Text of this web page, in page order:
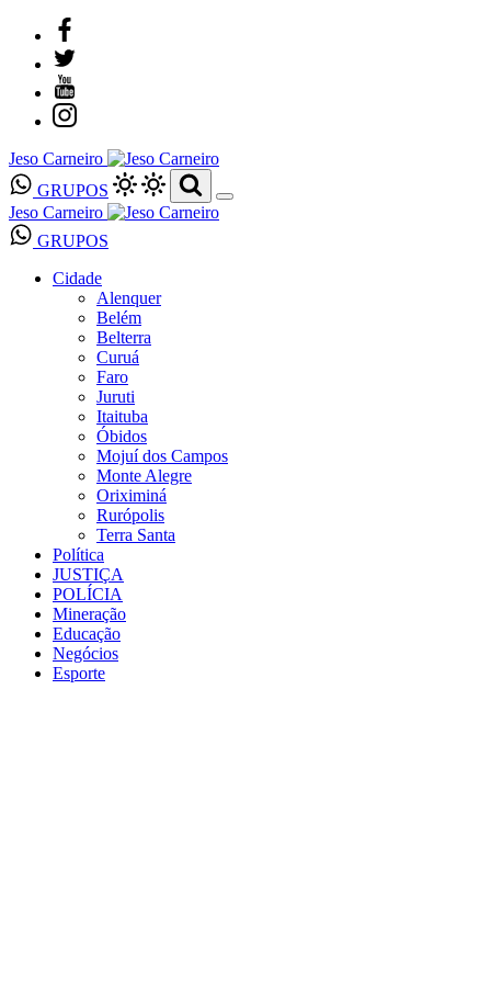
Jeso Carneiro
GRUPOS
Jeso Carneiro
GRUPOS
Cidade
Alenquer
Belém
Belterra
Curuá
Faro
Juruti
Itaituba
Óbidos
Mojuí dos Campos
Monte Alegre
Oriximiná
Rurópolis
Terra Santa
Política
JUSTIÇA
POLÍCIA
Mineração
Educação
Negócios
Esporte